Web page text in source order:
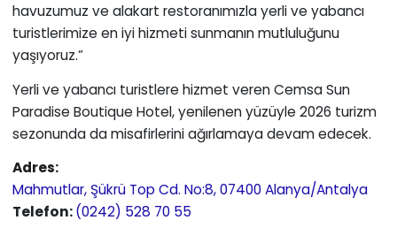
havuzumuz ve alakart restoranımızla yerli ve yabancı
turistlerimize en iyi hizmeti sunmanın mutluluğunu
yaşıyoruz.”
Yerli ve yabancı turistlere hizmet veren Cemsa Sun
Paradise Boutique Hotel, yenilenen yüzüyle 2026 turizm
sezonunda da misafirlerini ağırlamaya devam edecek.
Adres:
Mahmutlar, Şükrü Top Cd. No:8, 07400 Alanya/Antalya
Telefon:(0242) 528 70 55